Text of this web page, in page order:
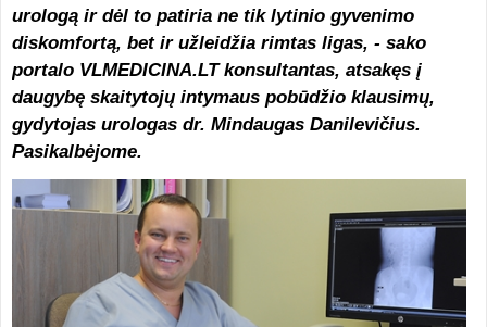
urologą ir dėl to patiria ne tik lytinio gyvenimo
diskomfortą, bet ir užleidžia rimtas ligas, - sako
portalo VLMEDICINA.LT konsultantas, atsakęs į
daugybę skaitytojų intymaus pobūdžio klausimų,
gydytojas urologas dr. Mindaugas Danilevičius.
Pasikalbėjome.